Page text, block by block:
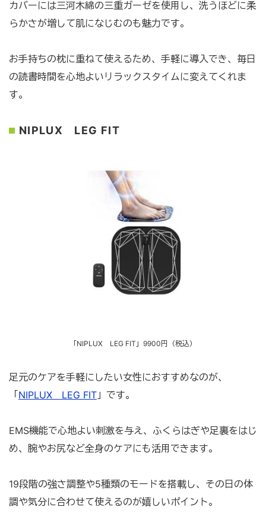
カバーには三河木綿の三重ガーゼを使用し、洗うほどに柔
らかさが増して肌になじむのも魅力です。
お手持ちの枕に重ねて使えるため、手軽に導入でき、毎日
の読書時間を心地よいリラックスタイムに変えてくれま
す。
NIPLUX LEG FIT
「NIPLUX LEG FIT」9900円（税込）
足元のケアを手軽にしたい女性におすすめなのが、
「NIPLUX LEG FIT 」です。
EMS機能で心地よい刺激を与え、ふくらはぎや足裏をはじ
め、腕やお尻など全身のケアにも活用できます。
19段階の強さ調整や5種類のモードを搭載し、その日の体
調や気分に合わせて使えるのが嬉しいポイント。